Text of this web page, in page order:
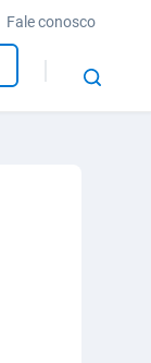
Fale conosco